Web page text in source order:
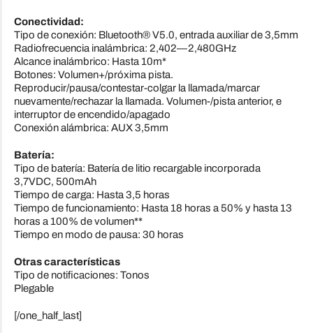
Conectividad:
Tipo de conexión: Bluetooth® V5.0, entrada auxiliar de 3,5mm
Radiofrecuencia inalámbrica: 2,402—2,480GHz
Alcance inalámbrico: Hasta 10m*
Botones: Volumen+/próxima pista.
Reproducir/pausa/contestar-colgar la llamada/marcar
nuevamente/rechazar la llamada. Volumen-/pista anterior, e
interruptor de encendido/apagado
Conexión alámbrica: AUX 3,5mm
Batería:
Tipo de batería: Batería de litio recargable incorporada
3,7VDC, 500mAh
Tiempo de carga: Hasta 3,5 horas
Tiempo de funcionamiento: Hasta 18 horas a 50% y hasta 13
horas a 100% de volumen**
Tiempo en modo de pausa: 30 horas
Otras características
Tipo de notificaciones: Tonos
Plegable
[/one_half_last]